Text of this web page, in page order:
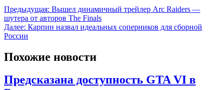
Предыдущая: Вышел динамичный трейлер Arc Raiders —
шутера от авторов The Finals
Далее: Карпин назвал идеальных соперников для сборной
России
Похожие новости
Предсказана доступность GTA VI в